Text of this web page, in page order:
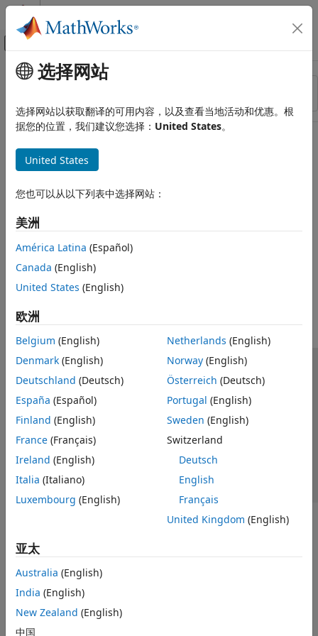
跳到内容
画布外导航菜单切换
资源
状态
主要内容
选择网站
选择网站以获取翻译的可用内容，以及查看当地活动和优惠。根
据您的位置，我们建议您选择： United States。
United States
您也可以从以下列表中选择网站：
美洲
América Latina (Español)
Canada (English)
United States (English)
欧洲
Belgium (English)
Denmark (English)
Deutschland (Deutsch)
España (Español)
Finland (English)
France (Français)
Ireland (English)
Italia (Italiano)
Luxembourg (English)
Netherlands (English)
Norway(English)
Österreich (Deutsch)
Portugal (English)
Sweden (English)
Switzerland
Deutsch
English
Français
United Kingdom (English)
亚太
Australia (English)
India (English)
New Zealand (English)
中国
信任中心 商标 隐私政策 防盗版
应用程序状态
联系我们
© 1994-2026 The MathWorks, Inc.